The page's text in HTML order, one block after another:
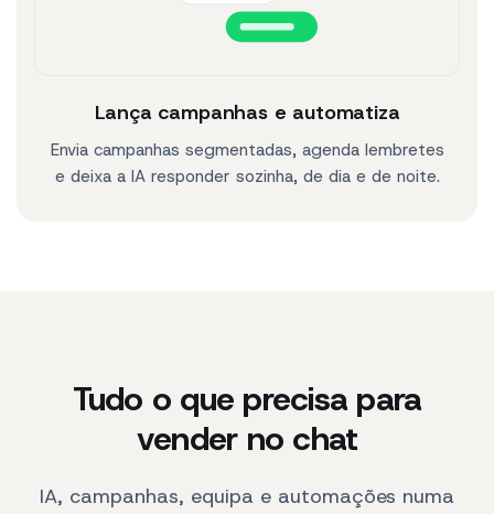
Lança campanhas e automatiza
Envia campanhas segmentadas, agenda lembretes
e deixa a IA responder sozinha, de dia e de noite.
Tudo o que precisa para
vender no chat
IA, campanhas, equipa e automações numa